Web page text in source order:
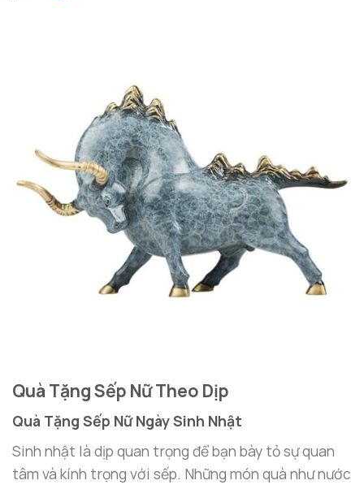
Quà Tặng Sếp Nữ Theo Dịp
Quà Tặng Sếp Nữ Ngày Sinh Nhật
Sinh nhật là dịp quan trọng để bạn bày tỏ sự quan
tâm và kính trọng với sếp. Những món quà như nước